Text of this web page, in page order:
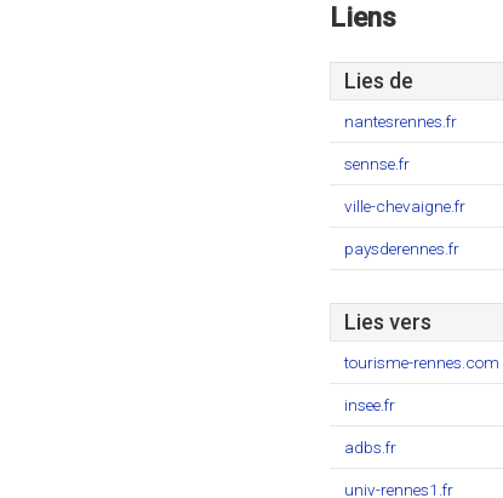
Liens
Lies de
nantesrennes.fr
sennse.fr
ville-chevaigne.fr
paysderennes.fr
Lies vers
tourisme-rennes.com
insee.fr
adbs.fr
univ-rennes1.fr